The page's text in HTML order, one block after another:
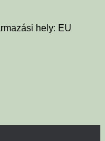
hely: EU